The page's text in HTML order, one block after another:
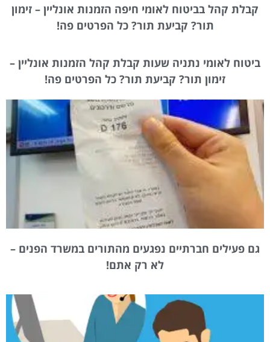
קבלת קהל בביטוח לאומי חיפה הזמנות אונליין – זימון
תור? קביעת תור? כל הפרטים פה!
ביטוח לאומי נתניה שעות קבלת קהל הזמנות אונליין –
זימון תור? קביעת תור? כל הפרטים פה!
גם פעילים חברתיים נפגעים מהתורים במשרד הפנים –
לא רק אתם!